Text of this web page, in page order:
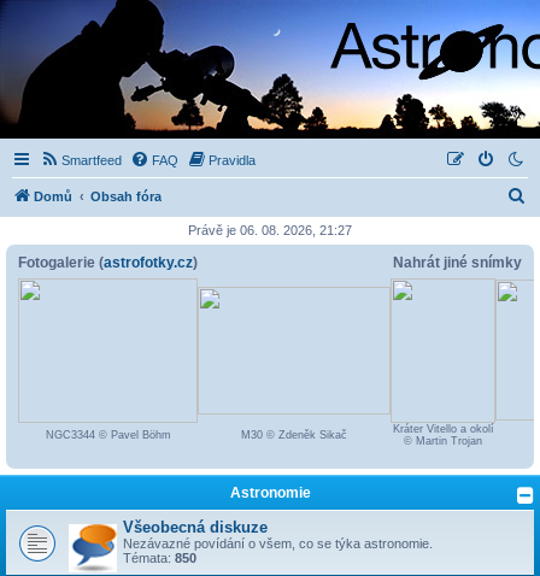
Smartfeed FAQ Pravidla
Domů Obsah fóra
e
d
Právě je 06. 08. 2026, 21:27
Fotogalerie (astrofotky.cz) Nahrát jiné snímky
NGC3344 © Pavel Böhm M30 © Zdeněk Sikač
Kráter Vitello a okolí
© Martin Trojan
Astronomie
Všeobecná diskuze
Nezávazné povídání o všem, co se týka astronomie.
Témata: 850